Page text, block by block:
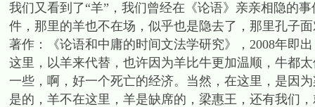
我们又看到了“羊”，我们曾经在《论语》亲亲相隐的
件，那里的羊也不在场，似乎也是隐去了，那里孔子
著作：《论语和中庸的时间文法学研究》，2008年即
这里，以羊来代替，也许因为羊比牛更加温顺，牛都
一些，啊，好一个死亡的经济。当然，在这里，是因
是的，羊不在这里，羊是缺席的，梁惠王，还有我们